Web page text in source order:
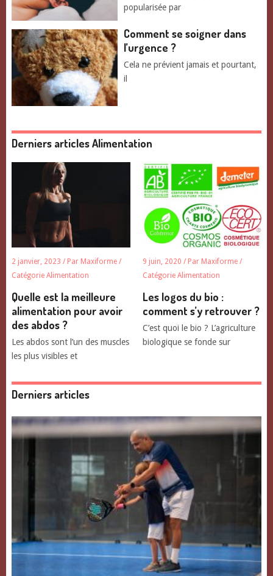
popularisée par
Comment se soigner dans
l’urgence ?
Cela ne prévient jamais et pourtant,
il
Derniers articles Alimentation
2 janvier, 2023 / Par Maxiforme /
Catégorie Alimentation
Quelle est la meilleure
alimentation pour avoir
des abdos ?
Les abdos sont l’un des muscles
les plus visibles et
9 juin, 2020 / Par Maxiforme /
CatégorieAlimentation
Les logos du bio :
comment s’y retrouver ?
C’est quoi le bio ? L’agriculture
biologique se fonde sur
Derniers articles